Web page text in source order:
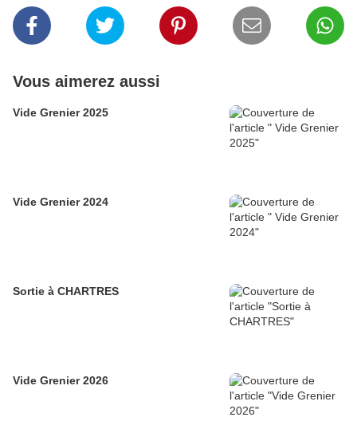
Vous aimerez aussi
Vide Grenier 2025
Vide Grenier 2024
Sortie à CHARTRES
Vide Grenier 2026